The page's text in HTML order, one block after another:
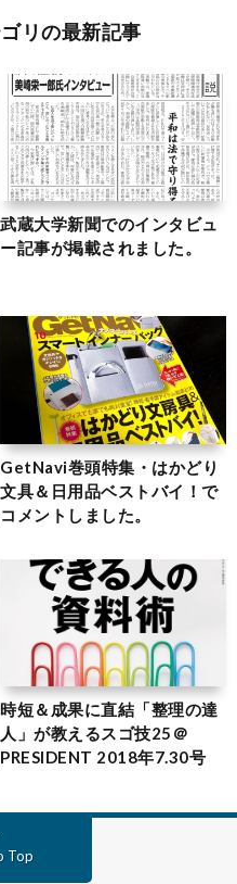
リの最新記事
武蔵大学新聞でのインタビュ
ー記事が掲載されました。
GetNavi巻頭特集・はかどり
文具＆日用品ベストバイ！で
コメントしました。
時短＆成果に直結「整理の達
人」が教えるスゴ技25＠
PRESIDENT 2018年7.30号
Top